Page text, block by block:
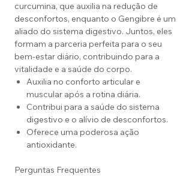
curcumina, que auxilia na redução de
desconfortos, enquanto o Gengibre é um
aliado do sistema digestivo. Juntos, eles
formam a parceria perfeita para o seu
bem-estar diário, contribuindo para a
vitalidade e a saúde do corpo.
Auxilia no conforto articular e
muscular após a rotina diária.
Contribui para a saúde do sistema
digestivo e o alívio de desconfortos.
Oferece uma poderosa ação
antioxidante.
Perguntas Frequentes